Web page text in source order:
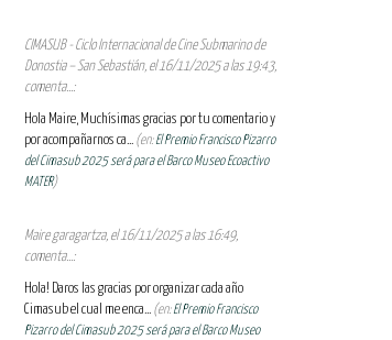
CIMASUB - Ciclo Internacional de Cine Submarino de
Donostia – San Sebastián, el 16/11/2025 a las 19:43,
comenta...:
Hola Maire, Muchísimas gracias por tu comentario y
por acompañarnos ca... (en:El Premio Francisco Pizarro
del Cimasub 2025 será para el Barco Museo Ecoactivo
MATER)
Maire garagartza, el 16/11/2025 a las 16:49,
comenta...:
Hola! Daros las gracias por organizar cada año
Cimasub el cual me enca... (en:El Premio Francisco
Pizarro del Cimasub 2025 será para el Barco Museo